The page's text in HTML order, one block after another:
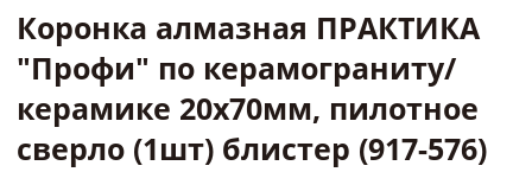
Коронка алмазная ПРАКТИКА
"Профи" по керамограниту/
керамике 20х70мм, пилотное
сверло (1шт) блистер (917-576)